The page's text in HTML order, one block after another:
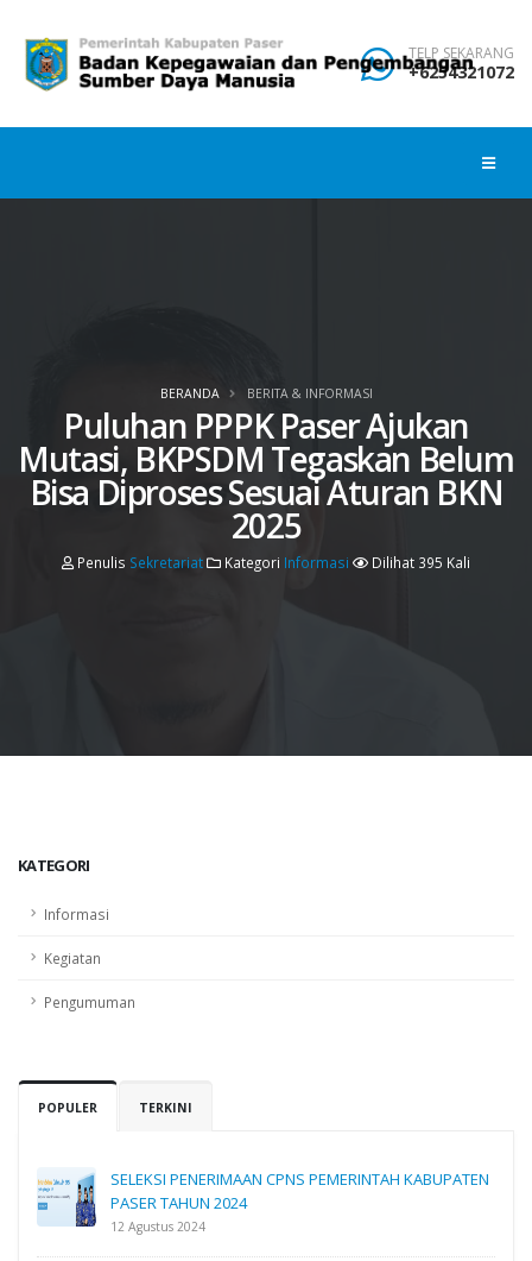
TELP SEKARANG
+6254321072
Puluhan PPPK Paser Ajukan
Mutasi, BKPSDM Tegaskan Belum
Bisa Diproses Sesuai Aturan BKN
2025
Penulis Sekretariat Kategori Informasi Dilihat 395 Kali
BERANDA BERITA & INFORMASI
KATEGORI
Informasi
Kegiatan
Pengumuman
POPULER TERKINI
SELEKSI PENERIMAAN CPNS PEMERINTAH KABUPATEN
PASER TAHUN 2024
12 Agustus 2024